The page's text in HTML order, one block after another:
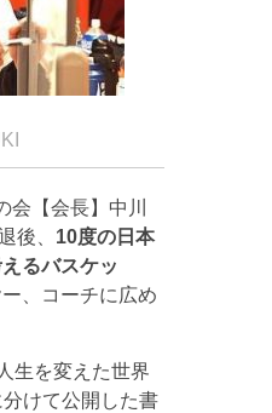
会【会長】中川
後、 10度の日本
るバスケッ
、コーチに広め
生を変えた世界
けて公開した書